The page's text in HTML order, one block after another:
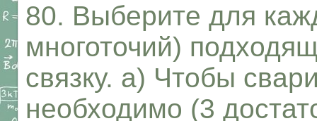
80. Выберите для
многоточий)
связку. а) Чтобы
необходимо (3